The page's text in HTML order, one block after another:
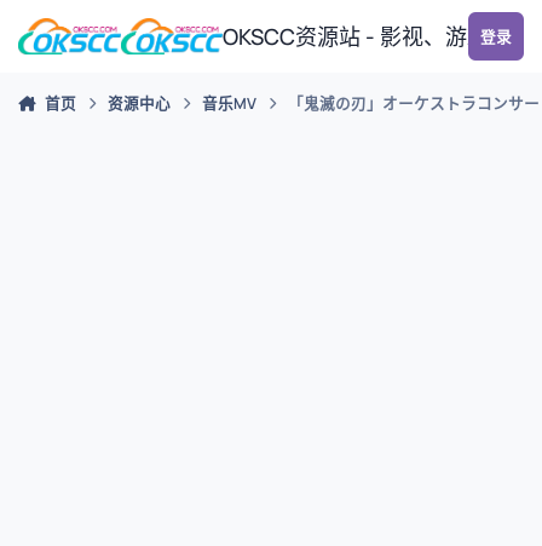
跳转到帖子
OKSCC资源站 - 影视、游戏、
登录
首页 资源中心 音乐MV 「鬼滅の刃」オーケストラコンサ